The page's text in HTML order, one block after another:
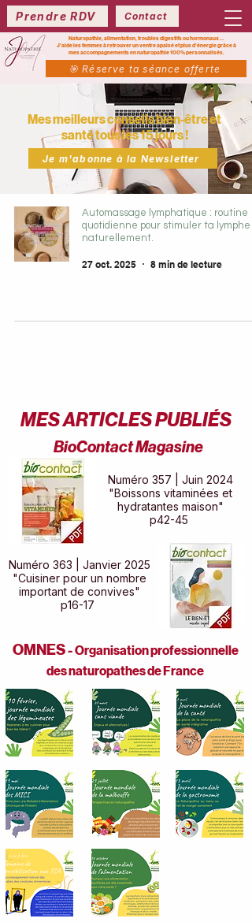
Prendre RDV Contact
Naturopathie, alimentation, troubles digestifs ou hormonaux ...
J’aide les femmes à retrouver un ventre apaisé et plus d’énergie grâce à
mesaccompagnements en naturopathie 100% personnalisés.
🎯 Réserve ta séance offerte
Mes meilleurs conseils bien-être et
santé tous les 15 jours !
Je m'abonne à la Newsletter
Automassage lymphatique : routine
quotidienne pour stimuler ta lymphe
naturellement.
27 oct. 2025 8 min de lecture
MES ARTICLES PUBLIÉS
BioContact Magasine
Numéro 357 | Juin 2024
"Boissons vitaminées et
hydratantes maison"
p42-45
Numéro 363 | Janvier 2025
"Cuisiner pour un nombre
important de convives"
p16-17
OMNES -Organisation professionnelle
des naturopathes de France